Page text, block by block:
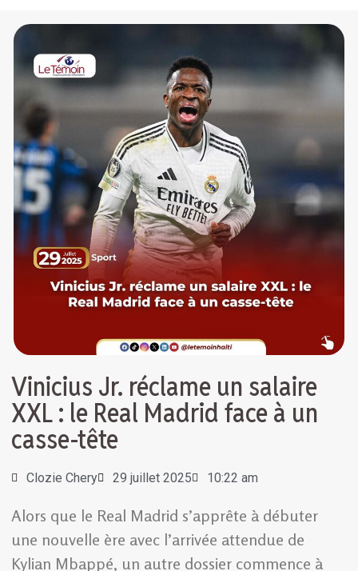
Vinicius Jr. réclame un salaire
XXL : le Real Madrid face à un
casse-tête
Clozie Chery 29 juillet 2025 10:22 am
Alors que le Real Madrid s’apprête à débuter
une nouvelle ère avec l’arrivée attendue de
Kylian Mbappé, un autre dossier commence à